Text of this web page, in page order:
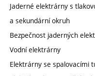
Jaderné elektrárny s
a sekundární okruh
Bezpečnost jaderných
Vodní elektrárny
Elektrárny se spalovacími